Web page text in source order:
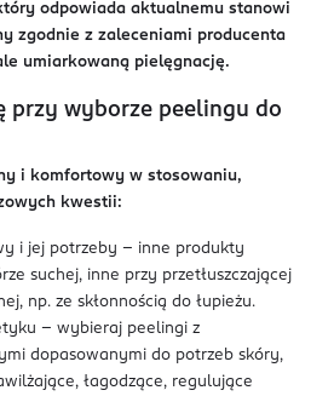
odpowiada aktualnemu stanowi
zgodnie z zaleceniami producenta
umiarkowaną pielęgnację.
przy wyborze peelingu do
i komfortowy w stosowaniu,
kwestii:
i jej potrzeby - inne produkty
suchej, inne przy przetłuszczającej
np. ze skłonnością do łupieżu.
- wybieraj peelingi z
dopasowanymi do potrzeb skóry,
łagodzące, regulujące